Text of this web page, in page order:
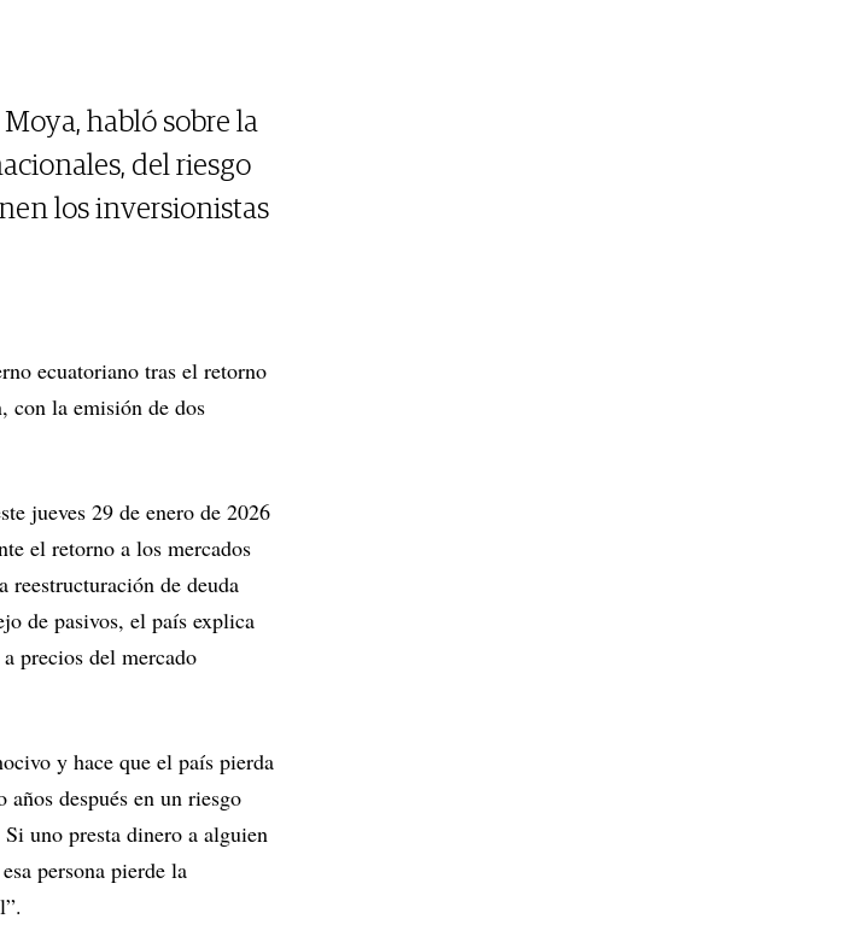
habló sobre la
del riesgo
los inversionistas
ecuatoriano tras el retorno
con la emisión de dos
jueves 29 de enero de 2026
el retorno a los mercados
reestructuración de deuda
de pasivos, el país explica
precios del mercado
y hace que el país pierda
después en un riesgo
uno presta dinero a alguien
persona pierde la